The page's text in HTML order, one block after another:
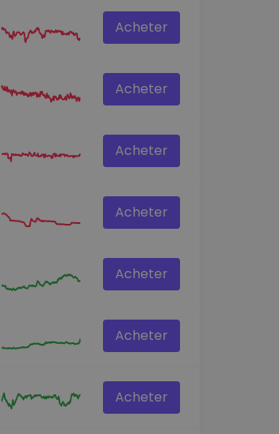
Acheter
Acheter
Acheter
Acheter
Acheter
Acheter
Acheter